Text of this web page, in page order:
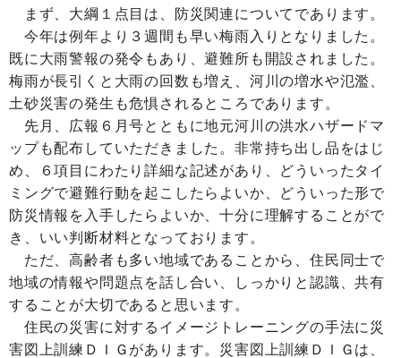
まず、大綱１点目は、防災関連についてであります。
今年は例年より３週間も早い梅雨入りとなりました。
既に大雨警報の発令もあり、避難所も開設されました。
梅雨が長引くと大雨の回数も増え、河川の増水や氾濫、
土砂災害の発生も危惧されるところであります。
先月、広報６月号とともに地元河川の洪水ハザードマ
ップも配布していただきました。非常持ち出し品をはじ
め、６項目にわたり詳細な記述があり、どういったタイ
ミングで避難行動を起こしたらよいか、どういった形で
防災情報を入手したらよいか、十分に理解することがで
き、いい判断材料となっております。
ただ、高齢者も多い地域であることから、住民同士で
地域の情報や問題点を話し合い、しっかりと認識、共有
することが大切であると思います。
住民の災害に対するイメージトレーニングの手法に災
害図上訓練ＤＩＧがあります。災害図上訓練ＤＩＧは、